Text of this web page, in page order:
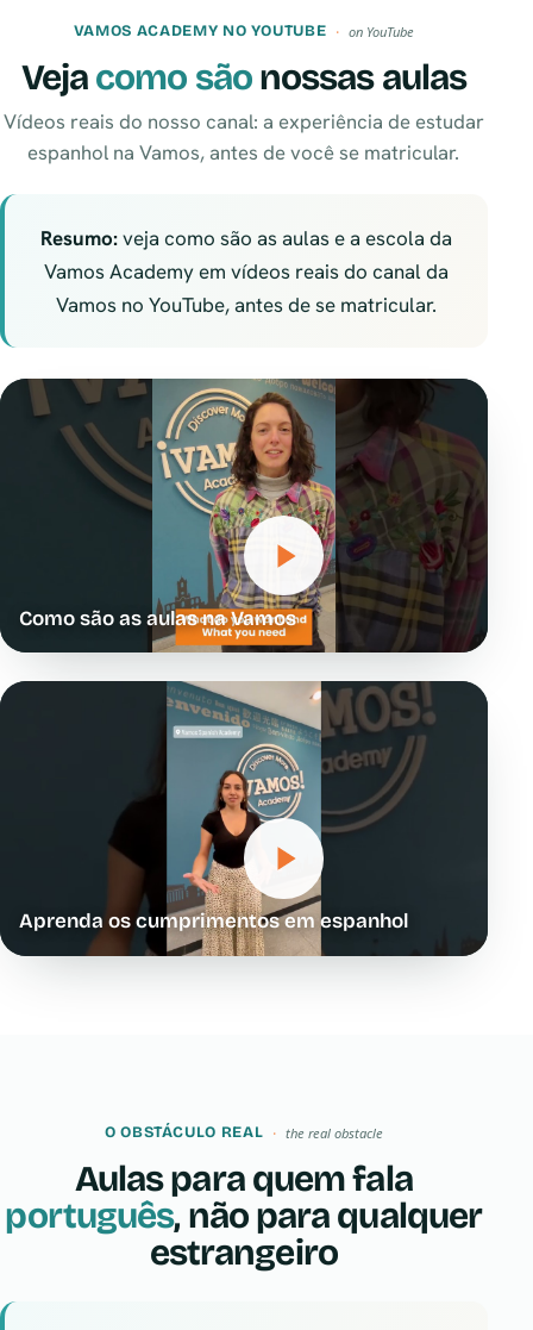
VAMOS ACADEMY NO YOUTUBE on YouTube
Vejacomo sãonossas aulas
Vídeos reais do nosso canal: a experiência de estudar
espanhol na Vamos, antes de você se matricular.
Resumo:veja como são as aulas e a escola da
Vamos Academy em vídeos reais do canal da
Vamos no YouTube, antes de se matricular.
Como são as aulas na Vamos
Aprenda os cumprimentos em espanhol
O OBSTÁCULO REAL the real obstacle
Aulas para quem fala
português, não para qualquer
estrangeiro